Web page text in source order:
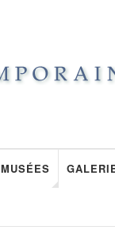
MUSÉES